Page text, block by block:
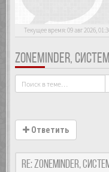
Текущее время: 09 авг 2026,
ZONEMINDER,
Ответить
Re: Zoneminder,